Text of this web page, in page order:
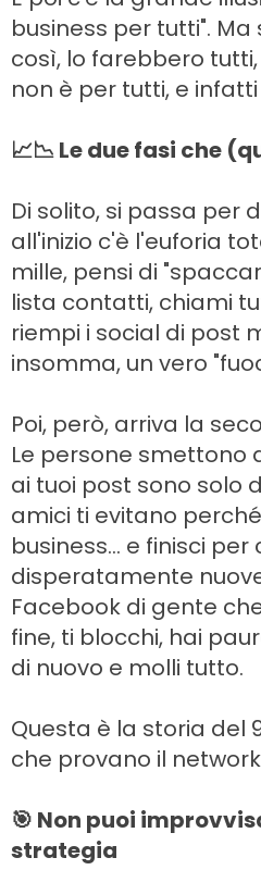
business per tutti".
così, lo farebbero
non è per tutti, e
📈📉 Le due fasi che
Di solito, si passa per
all'inizio c'è l'euforia
mille, pensi di
lista contatti, chiami
riempi i social di post
insomma, un vero
Poi, però, arriva la
Le persone smettono
ai tuoi post sono solo
amici ti evitano
business... e finisci
disperatamente
Facebook di gente
fine, ti blocchi, hai
di nuovo e molli tutto.
Questa è la storia del
che provano il
🎯 Non puoi
strategia